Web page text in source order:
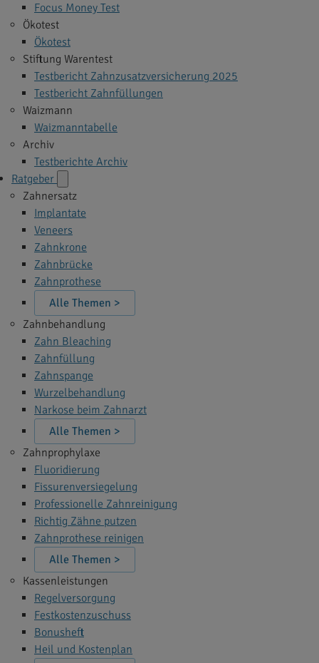
Focus Money Test
Ökotest
Ökotest
Stiftung Warentest
Testbericht Zahnzusatzversicherung 2025
Testbericht Zahnfüllungen
Waizmann
Waizmanntabelle
Archiv
Testberichte Archiv
Ratgeber
Zahnersatz
Implantate
Veneers
Zahnkrone
Zahnbrücke
Zahnprothese
Alle Themen >
Zahnbehandlung
Zahn Bleaching
Zahnfüllung
Zahnspange
Wurzelbehandlung
Narkose beim Zahnarzt
Alle Themen >
Zahnprophylaxe
Fluoridierung
Fissurenversiegelung
Professionelle Zahnreinigung
Richtig Zähne putzen
Zahnprothese reinigen
Alle Themen >
Kassenleistungen
Regelversorgung
Festkostenzuschuss
Bonusheft
Heil und Kostenplan